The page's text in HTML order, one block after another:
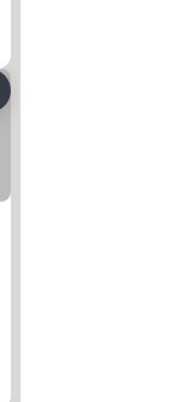
aos favoritos